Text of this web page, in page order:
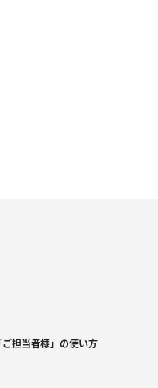
担当者様」の使い方